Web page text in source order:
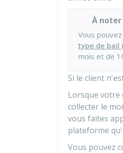
À noter
Vous
type de bail
mois et de
Si le client
Lorsque votre
collecter le
vous faites
plateforme
Vous pouvez